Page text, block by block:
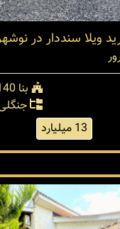
ویلا سنددار در
بنا 140 متر
13 میلیارد